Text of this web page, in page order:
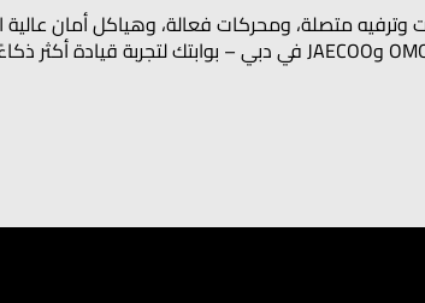
وترفيه متصلة، ومحركات فعالة، وهياكل أمان